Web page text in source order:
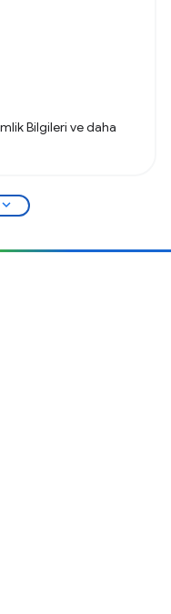
Bilgileri ve daha
expand_more